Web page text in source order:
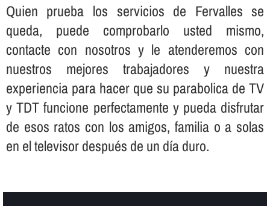
Quien prueba los servicios de Fervalles se
queda, puede comprobarlo usted mismo,
contacte con nosotros y le atenderemos con
nuestros mejores trabajadores y nuestra
experiencia para hacer que su parabolica de TV
y TDT funcione perfectamente y pueda disfrutar
de esos ratos con los amigos, familia o a solas
en el televisor después de un dí­a duro.